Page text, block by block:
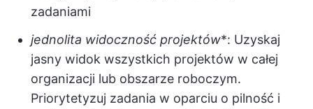
zadaniami
jednolita widoczność projektów*: Uzyskaj
jasny widok wszystkich projektów w całej
organizacji lub obszarze roboczym.
Priorytetyzuj zadania w oparciu o pilność i